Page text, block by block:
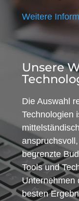
Weitere
Unsere
Die Auswahl
Technologien
begrenzte
Tools und
Unternehmen
besten